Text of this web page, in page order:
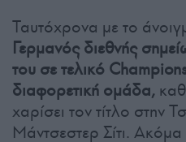
Ταυτόχρονα με το
Γερμανός διεθνής
του σε τελικό
διαφορετική ομάδα,
χαρίσει τον τίτλο στην
Μάντσεστερ Σίτι. Ακόμα